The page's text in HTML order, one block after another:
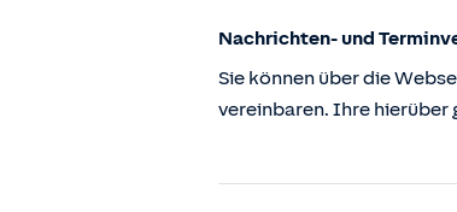
Nachrichten- und
Sie können über die
vereinbaren. Ihre hierüber